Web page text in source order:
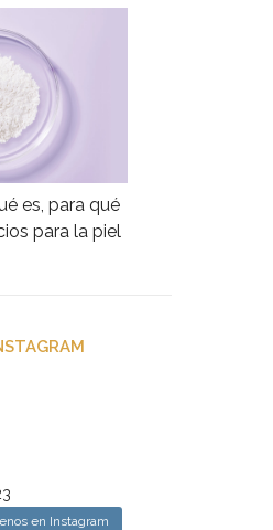
es, para qué
para la piel
en Instagram